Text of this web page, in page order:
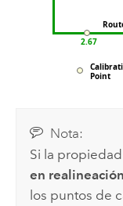
Nota:
Si la
en
los puntos de